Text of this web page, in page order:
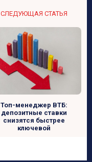
СЛЕДУЮЩАЯ СТАТЬЯ
Топ-менеджер ВТБ:
депозитные ставки
снизятся быстрее
ключевой